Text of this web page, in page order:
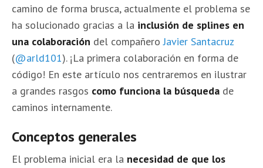
camino de forma brusca, actualmente el problema se
ha solucionado gracias a la inclusión de splines en
una colaboración del compañeroJavier Santacruz
(@arld101). ¡La primera colaboración en forma de
código! En este artículo nos centraremos en ilustrar
a grandes rasgos como funciona la búsqueda de
caminos internamente.
Conceptos generales
El problema inicial era la necesidad de que los